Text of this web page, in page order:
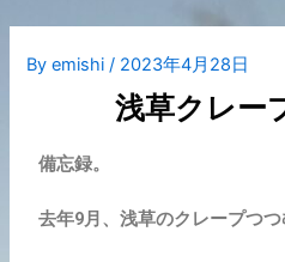
Byemishi/ 2023年4月28日
浅草クレ
備忘録。
去年9月、浅草のクレープつつ